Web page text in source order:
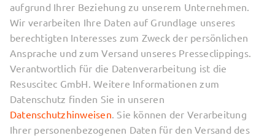
aufgrund Ihrer Beziehung zu unserem Unternehmen.
Wir verarbeiten Ihre Daten auf Grundlage unseres
berechtigten Interesses zum Zweck der persönlichen
Ansprache und zum Versand unseres Presseclippings.
Verantwortlich für die Datenverarbeitung ist die
Resuscitec GmbH. Weitere Informationen zum
Datenschutz finden Sie in unseren
Datenschutzhinweisen. Sie können der Verarbeitung
Ihrer personenbezogenen Daten für den Versand des